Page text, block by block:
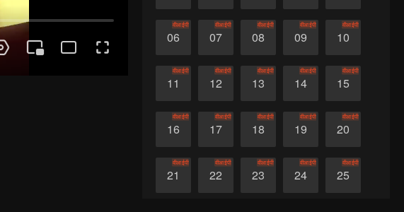
06
वीआईपी
07
वीआईपी
08
वीआईपी
09
वीआईपी
10
वीआईपी
11
वीआईपी
12
वीआईपी
13
वीआईपी
14
वीआईपी
15
वीआईपी
16
वीआईपी
17
वीआईपी
18
वीआईपी
19
वीआईपी
20
वीआईपी
21
वीआईपी
22
वीआईपी
23
वीआईपी
24
वीआईपी
25
वीआईपी